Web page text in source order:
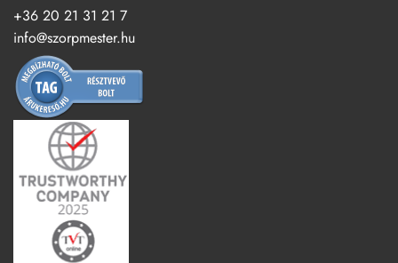
+36 20 21 31 21 7
info@szorpmester.hu